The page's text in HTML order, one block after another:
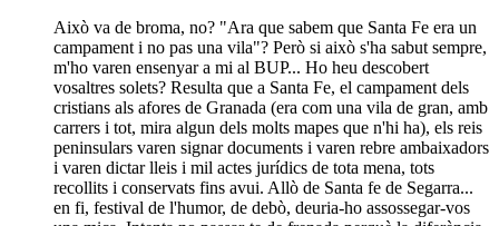
Això va de broma, no? "Ara que sabem que Santa Fe era un
campament i no pas una vila"? Però si això s'ha sabut sempre,
m'ho varen ensenyar a mi al BUP... Ho heu descobert
vosaltres solets? Resulta que a Santa Fe, el campament dels
cristians als afores de Granada (era com una vila de gran, amb
carrers i tot, mira algun dels molts mapes que n'hi ha), els reis
peninsulars varen signar documents i varen rebre ambaixadors
i varen dictar lleis i mil actes jurídics de tota mena, tots
recollits i conservats fins avui. Allò de Santa fe de Segarra...
en fi, festival de l'humor, de debò, deuria-ho assossegar-vos